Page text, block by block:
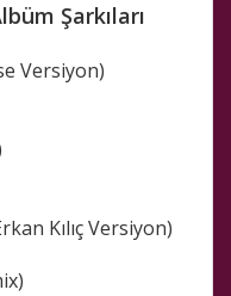
Şarkıları
Versiyon)
Kılıç Versiyon)